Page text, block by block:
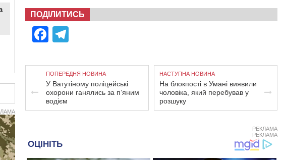
ПОДІЛИТИСЬ
Facebook
ПОПЕРЕДНЯ НОВИНА
У Ватутіному поліцейські
охорони ганялись за п’яним
водієм
НАСТУПНА НОВИНА
На блокпості в Умані виявили
чоловіка, який перебував у
розшуку
РЕКЛАМА
РЕКЛАМА